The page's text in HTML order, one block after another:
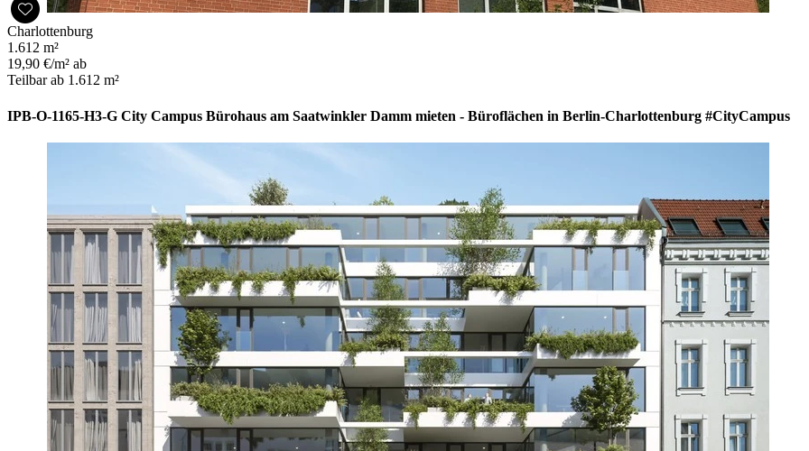
Charlottenburg
1.612 m²
19,90 €/m² ab
Teilbar ab 1.612 m²
IPB-O-1165-H3-G City Campus Bürohaus am Saatwinkler Damm mieten - Büroflächen in Berlin-Charlottenburg #CityCampus